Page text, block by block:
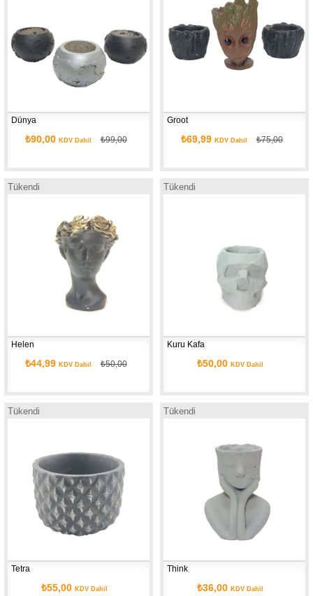
Dünya
₺90,00 KDV Dahil ₺99,00
Groot
₺69,99 KDV Dahil ₺75,00
Tükendi
Helen
₺44,99 KDV Dahil ₺50,00
Tükendi
Kuru Kafa
₺50,00 KDV Dahil
Tükendi
Tetra
₺55,00 KDV Dahil
Tükendi
Think
₺36,00 KDV Dahil